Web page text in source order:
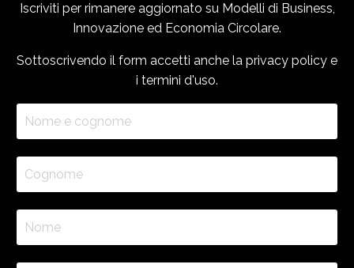
Iscriviti per rimanere aggiornato su Modelli di Business,
Innovazione ed Economia Circolare.
Sottoscrivendo il form accetti anche la privacy policy e
i termini d'uso.